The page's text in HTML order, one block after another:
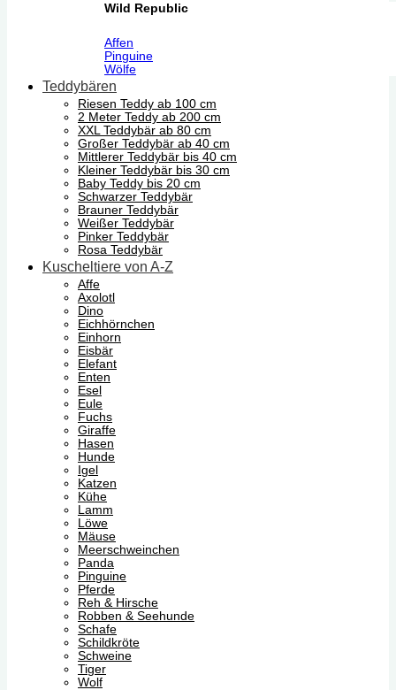
Wild Republic
Affen
Pinguine
Wölfe
Teddybären
Riesen Teddy ab 100 cm
2 Meter Teddy ab 200 cm
XXL Teddybär ab 80 cm
Großer Teddybär ab 40 cm
Mittlerer Teddybär bis 40 cm
Kleiner Teddybär bis 30 cm
Baby Teddy bis 20 cm
Schwarzer Teddybär
Brauner Teddybär
Weißer Teddybär
Pinker Teddybär
Rosa Teddybär
Kuscheltiere von A-Z
Affe
Axolotl
Dino
Eichhörnchen
Einhorn
Eisbär
Elefant
Enten
Esel
Eule
Fuchs
Giraffe
Hasen
Hunde
Igel
Katzen
Kühe
Lamm
Löwe
Mäuse
Meerschweinchen
Panda
Pinguine
Pferde
Reh & Hirsche
Robben & Seehunde
Schafe
Schildkröte
Schweine
Tiger
Wolf